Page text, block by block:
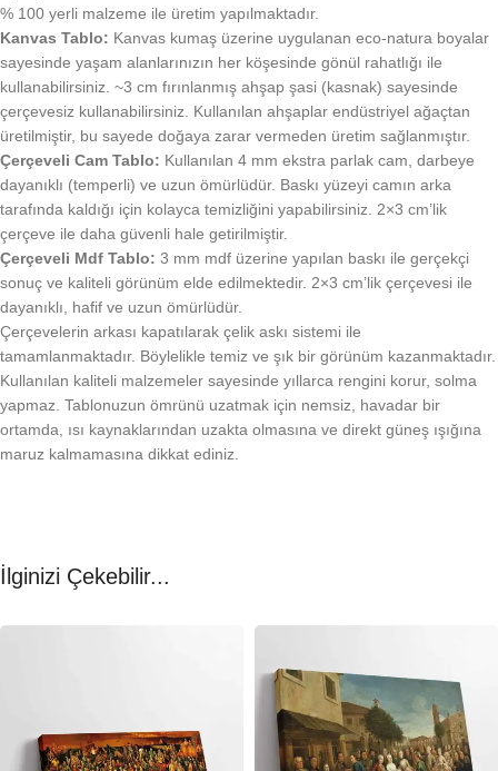
% 100 yerli malzeme ile üretim yapılmaktadır.
Kanvas Tablo: Kanvas kumaş üzerine uygulanan eco-natura boyalar
sayesinde yaşam alanlarınızın her köşesinde gönül rahatlığı ile
kullanabilirsiniz. ~3 cm fırınlanmış ahşap şasi (kasnak) sayesinde
çerçevesiz kullanabilirsiniz. Kullanılan ahşaplar endüstriyel ağaçtan
üretilmiştir, bu sayede doğaya zarar vermeden üretim sağlanmıştır.
Çerçeveli Cam Tablo: Kullanılan 4 mm ekstra parlak cam, darbeye
dayanıklı (temperli) ve uzun ömürlüdür. Baskı yüzeyi camın arka
tarafında kaldığı için kolayca temizliğini yapabilirsiniz. 2×3 cm’lik
çerçeve ile daha güvenli hale getirilmiştir.
Çerçeveli Mdf Tablo: 3 mm mdf üzerine yapılan baskı ile gerçekçi
sonuç ve kaliteli görünüm elde edilmektedir. 2×3 cm’lik çerçevesi ile
dayanıklı, hafif ve uzun ömürlüdür.
Çerçevelerin arkası kapatılarak çelik askı sistemi ile
tamamlanmaktadır. Böylelikle temiz ve şık bir görünüm kazanmaktadır.
Kullanılan kaliteli malzemeler sayesinde yıllarca rengini korur, solma
yapmaz. Tablonuzun ömrünü uzatmak için nemsiz, havadar bir
ortamda, ısı kaynaklarından uzakta olmasına ve direkt güneş ışığına
maruz kalmamasına dikkat ediniz.
İlginizi Çekebilir...